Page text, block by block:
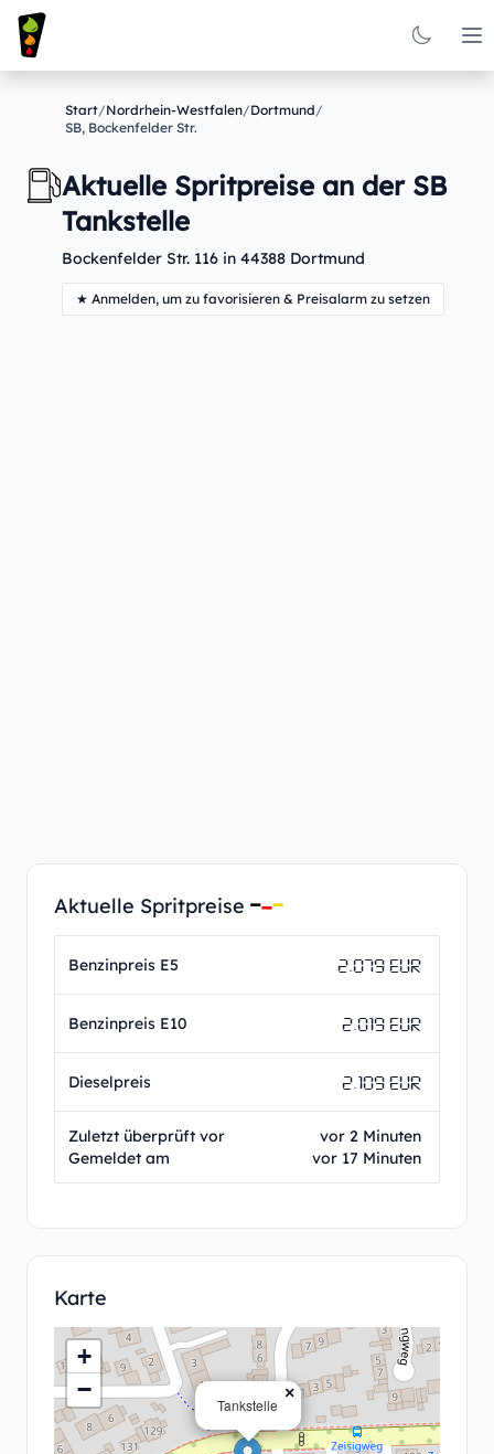
Start/Nordrhein-Westfalen/Dortmund/
SB, Bockenfelder Str.
Aktuelle Spritpreise an der SB
Tankstelle
Bockenfelder Str. 116 in 44388 Dortmund
★ Anmelden, um zu favorisieren & Preisalarm zu setzen
Aktuelle Spritpreise
Benzinpreis E5 2.079 EUR
Benzinpreis E10 2.019 EUR
Dieselpreis 2.109 EUR
Zuletzt überprüft vor
Gemeldet am
vor 2 Minuten
vor 17 Minuten
Karte
Tankstelle
×
+
−